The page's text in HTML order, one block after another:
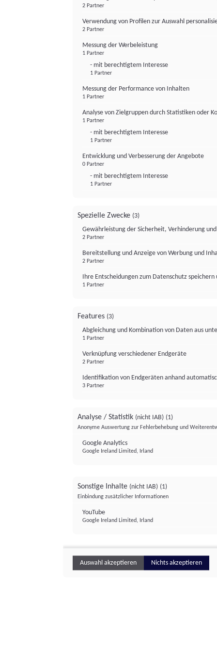
2 Partner
Verwendung von Profilen zur Auswahl
2 Partner
Messung der Werbeleistung
1 Partner
- mit berechtigtem Interesse
1 Partner
Messung der Performance von Inhalten
1 Partner
Analyse von Zielgruppen durch Statistiken oder
1 Partner
- mit berechtigtem Interesse
1 Partner
Entwicklung und Verbesserung der Angebote
0 Partner
- mit berechtigtem Interesse
1 Partner
Spezielle Zwecke (3)
Gewährleistung der Sicherheit, Verhinderung
2 Partner
Bereitstellung und Anzeige von Werbung und
2 Partner
Ihre Entscheidungen zum Datenschutz
1 Partner
Features (3)
Abgleichung und Kombination von Daten aus
1 Partner
Verknüpfung verschiedener Endgeräte
2 Partner
Identifikation von Endgeräten anhand
3 Partner
Analyse / Statistik (nicht IAB) (1)
Anonyme Auswertung zur Fehlerbehebung und
Google Analytics
Google Ireland Limited, Irland
Sonstige Inhalte (nicht IAB) (1)
Einbindung zusätzlicher Informationen
YouTube
Google Ireland Limited, Irland
Auswahl akzeptieren Nichts akzeptieren